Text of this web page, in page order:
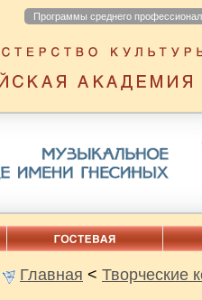
Программы среднего
Главная < Творческие